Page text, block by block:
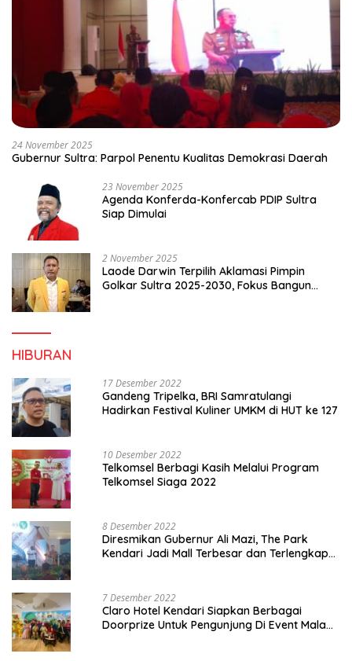
24 November 2025
Gubernur Sultra: Parpol Penentu Kualitas Demokrasi Daerah
23 November 2025
Agenda Konferda-Konfercab PDIP Sultra
Siap Dimulai
2 November 2025
Laode Darwin Terpilih Aklamasi Pimpin
Golkar Sultra 2025-2030, Fokus Bangun
HIBURAN
17 Desember 2022
Gandeng Tripelka, BRI Samratulangi
Hadirkan Festival Kuliner UMKM di HUT ke 127
10 Desember 2022
Telkomsel Berbagi Kasih Melalui Program
Telkomsel Siaga 2022
8 Desember 2022
Diresmikan Gubernur Ali Mazi, The Park
Kendari Jadi Mall Terbesar dan Terlengkap
7 Desember 2022
Claro Hotel Kendari Siapkan Berbagai
Doorprize Untuk Pengunjung Di Event Malam